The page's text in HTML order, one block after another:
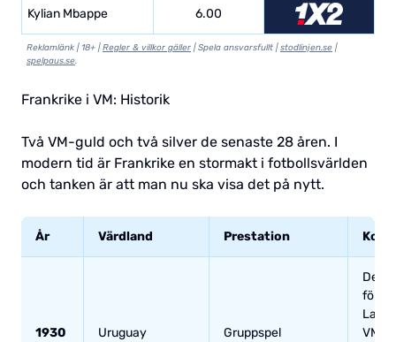
Kylian Mbappe 6.00
Reklamlänk | 18+ |Regler & villkor gäller | Spela ansvarsfullt |stodlinjen.se |
spelpaus.se.
Frankrike i VM: Historik
Två VM-guld och två silver de senaste 28 åren. I
modern tid är Frankrike en stormakt i fotbollsvärlden
och tanken är att man nu ska visa det på nytt.
År Värdland Prestation
1930 Uruguay Gruppspel
VM-